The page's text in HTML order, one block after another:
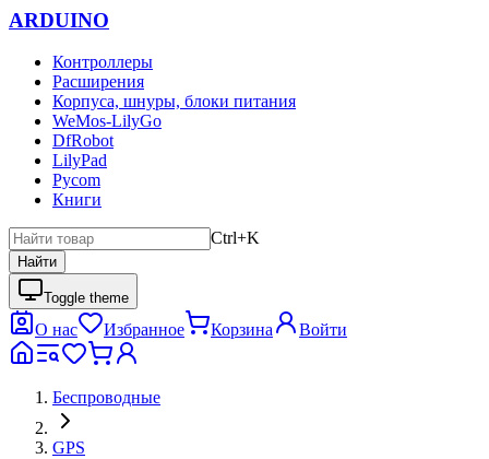
ARDUINO
Контроллеры
Расширения
Корпуса, шнуры, блоки питания
WeMos-LilyGo
DfRobot
LilyPad
Pycom
Книги
Ctrl+K
Найти
Toggle theme
О нас Избранное Корзина Войти
Беспроводные
GPS